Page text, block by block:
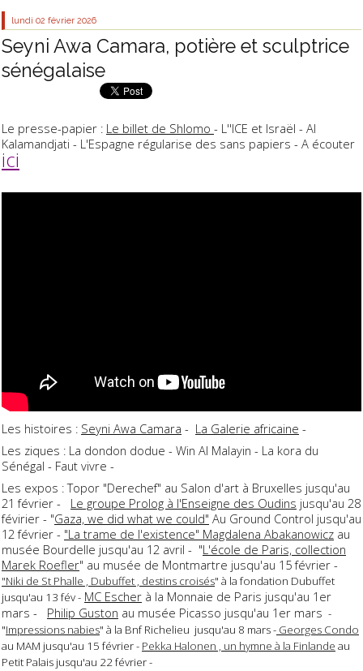
lundi 02 février 2026
Seyni Awa Camara, potière et sculptrice
sénégalaise
Le presse-papier : Le billet de Shlomo - L''ICE et Israël - Al
Kalamandjati - L'Espagne régularise des sans papiers - A écouter
ici
Les histoires : Seyni Awa Camara - La Galerie africaine -
Les ziques : La dondon dodue - Win Al Malayin - La kora du
Sénégal - Faut vivre -
Les expos : Topor "Derechef" au Salon d'art à Bruxelles jusqu'au
21 février - Le groupe Prolog à l'Enseigne des Oudins jusqu'au 28
févirier - "Gaza, we did what we could" Au Ground Control jusqu'au
12 février - "La trame de l'existence" Magdalena Abakanowicz au
musée Bourdelle jusqu'au 12 avril - "L'école de Paris, collection
Marek Roefler" au musée de Montmartre jusqu'au 15 février -
"Niki de St Phalle , Dubuffet , destins croisés" à la fondation Dubuffet
jusqu'au 13 fév - MC Escher à la Monnaie de Paris jusqu'au 1er
mars - Philip Guston au musée Picasso jusqu'au 1er mars -
"Impressions nabies" à la Bnf Richelieu jusqu'au 8 mars - Georges Condo
au MAM jusqu'au 15 février - Pekka Halonen , un hymne à la Finlande au
Petit Palais jusqu'au 22 février -